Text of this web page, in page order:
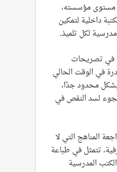
مستوى مؤسسته،
داخلية لتمكين
لكل تلميذ.
في تصريحات
في الوقت الحالي
بشكل محدود جدًا،
لسد النقص في
المناهج التي لا
تتمثل في طباعة
المدرسية